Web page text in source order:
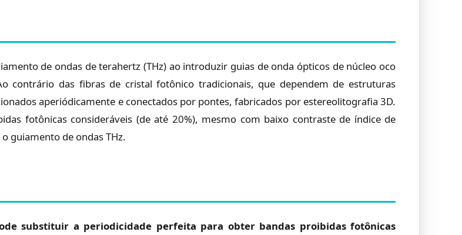
de ondas de terahertz (THz) ao introduzir guias de onda ópticos de núcleo oco
contrário das fibras de cristal fotônico tradicionais, que dependem de estruturas
aperiódicamente e conectados por pontes, fabricados por estereolitografia 3D.
fotônicas consideráveis (de até 20%), mesmo com baixo contraste de índice de
guiamento de ondas THz.
substituir a periodicidade perfeita para obter bandas proibidas fotônicas